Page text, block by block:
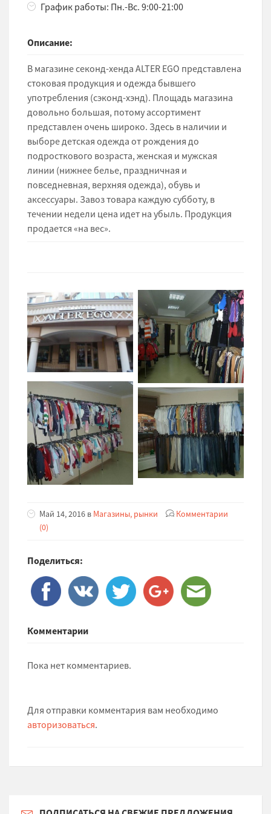
График работы: Пн.-Вс. 9:00-21:00
Описание:
В магазине секонд-хенда ALTER EGO представлена
стоковая продукция и одежда бывшего
употребления (сэконд-хэнд). Площадь магазина
довольно большая, потому ассортимент
представлен очень широко. Здесь в наличии и
выборе детская одежда от рождения до
подросткового возраста, женская и мужская
линии (нижнее белье, праздничная и
повседневная, верхняя одежда), обувь и
аксессуары. Завоз товара каждую субботу, в
течении недели цена идет на убыль. Продукция
продается «на вес».
Май 14, 2016 в Магазины, рынки
Комментарии
(0)
Поделиться:
Комментарии
Пока нет комментариев.
Для отправки комментария вам необходимо
авторизоваться.